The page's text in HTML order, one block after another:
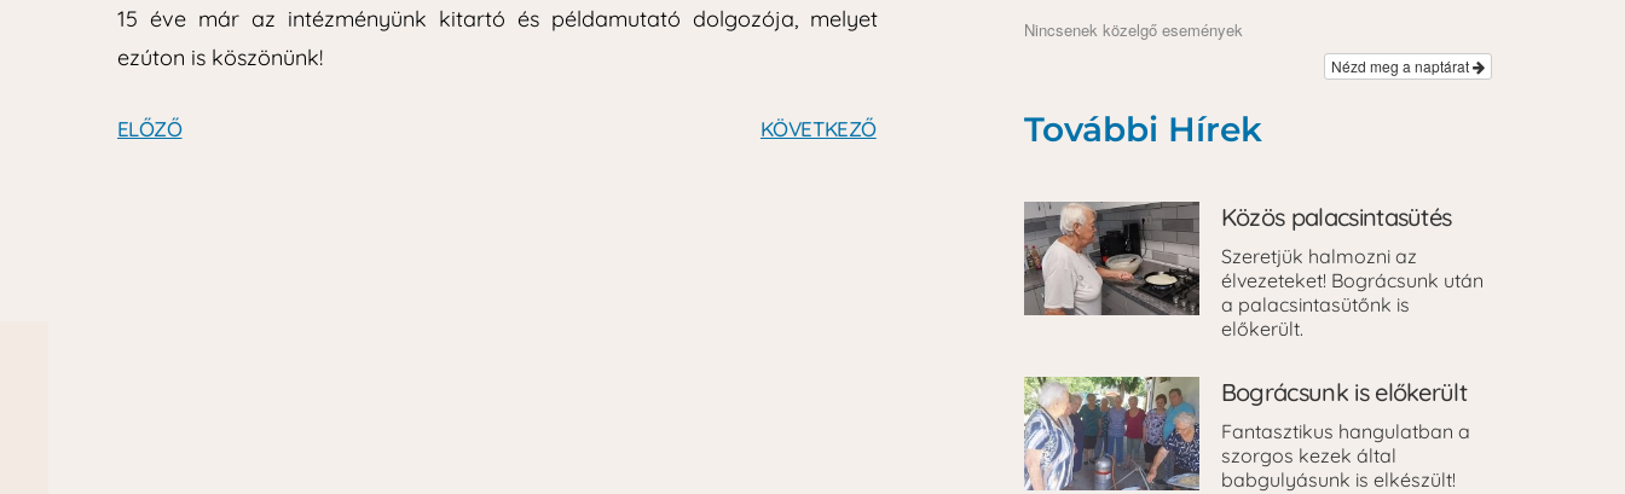
15 éve már az intézményünk kitartó és példamutató dolgozója, melyet
ezúton is köszönünk!
ELŐZŐ KÖVETKEZŐ
Nincsenek közelgő események
Nézd meg a naptárat
További Hírek
Közös palacsintasütés
Szeretjük halmozni az
élvezeteket! Bográcsunk után
a palacsintasütőnk is
előkerült.
Bográcsunk is előkerült
Fantasztikus hangulatban a
szorgos kezek által
babgulyásunk is elkészült!